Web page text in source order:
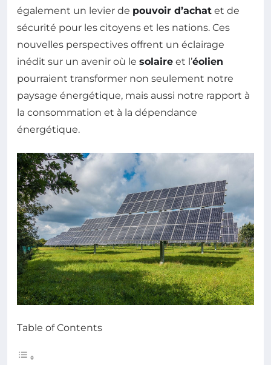
également un levier de pouvoir d’achat et de
sécurité pour les citoyens et les nations. Ces
nouvelles perspectives offrent un éclairage
inédit sur un avenir où le solaire et l’éolien
pourraient transformer non seulement notre
paysage énergétique, mais aussi notre rapport à
la consommation et à la dépendance
énergétique.
Table of Contents